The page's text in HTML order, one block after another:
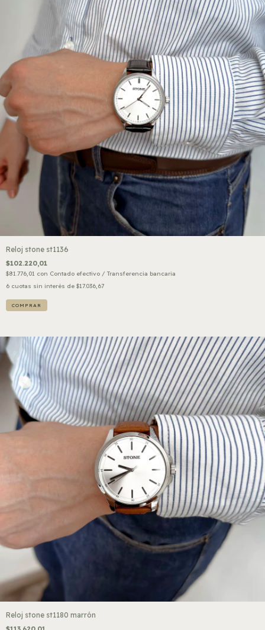
Reloj stone st1136
$102.220,01
$81.776,01 con Contado efectivo / Transferencia bancaria
6 cuotas sin interés de $17.036,67
Reloj stone st1180 marrón